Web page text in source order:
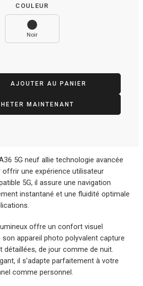
COULEUR
Noir
AJOUTER AU PANIER
MAINTENANT
A36 5G neuf allie technologie avancée
offrir une expérience utilisateur
5G, il assure une navigation
instantané et une fluidité optimale
offre un confort visuel
son appareil photo polyvalent capture
détaillées, de jour comme de nuit.
il s’adapte parfaitement à votre
comme personnel.